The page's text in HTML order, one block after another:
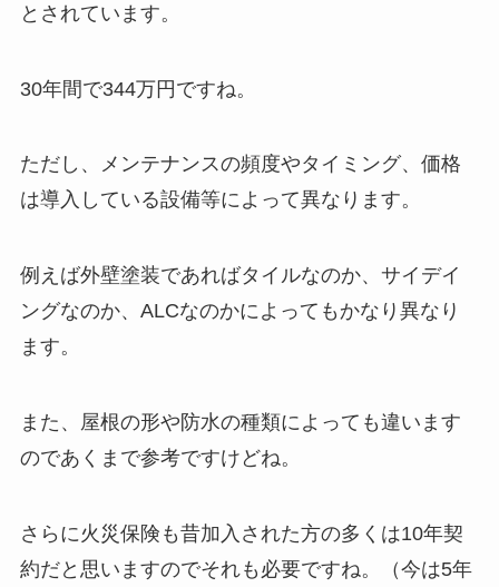
とされています。
30年間で344万円ですね。
ただし、メンテナンスの頻度やタイミング、価格
は導入している設備等によって異なります。
例えば外壁塗装であればタイルなのか、サイデイ
ングなのか、ALCなのかによってもかなり異なり
ます。
また、屋根の形や防水の種類によっても違います
のであくまで参考ですけどね。
さらに火災保険も昔加入された方の多くは10年契
約だと思いますのでそれも必要ですね。（今は5年